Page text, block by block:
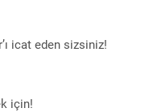
icat eden sizsiniz!
için!